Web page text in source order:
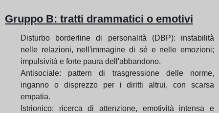
Gruppo B: tratti drammatici o emotivi
Disturbo borderline di personalità (DBP): instabilità
nelle relazioni, nell'immagine di sé e nelle emozioni;
impulsività e forte paura dell'abbandono.
Antisociale: pattern di trasgressione delle norme,
inganno o disprezzo per i diritti altrui, con scarsa
empatia.
Istrionico: ricerca di attenzione, emotività intensa e